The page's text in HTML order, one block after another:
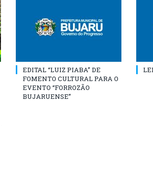
EDITAL “LUIZ PIABA” DE
FOMENTO CULTURAL PARA O
EVENTO “FORROZÃO
BUJARUENSE”